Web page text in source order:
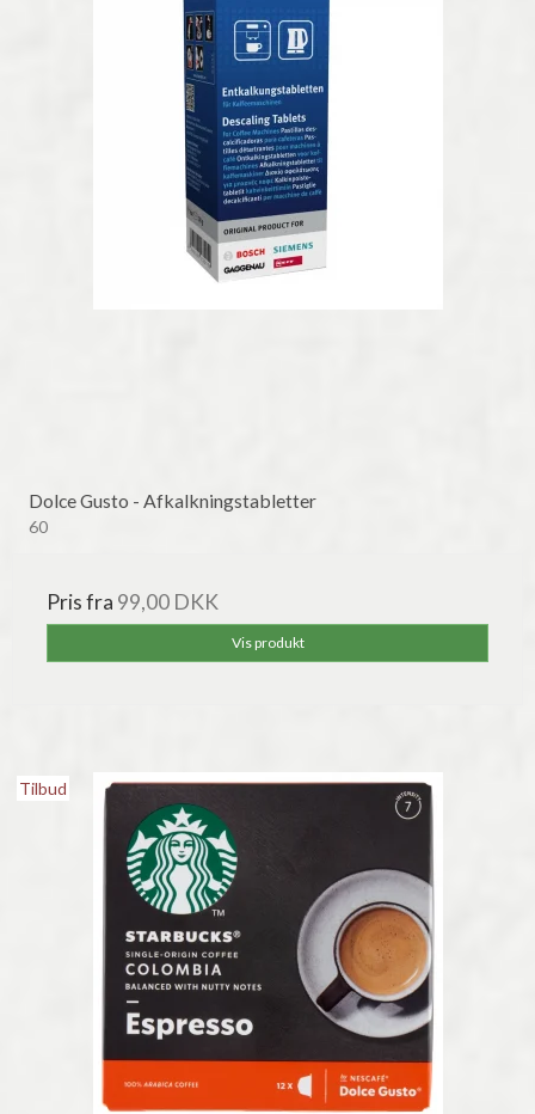
Dolce Gusto - Afkalkningstabletter
60
Pris fra 99,00 DKK
Vis produkt
Tilbud